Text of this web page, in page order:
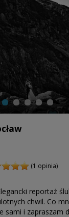
(1 opinia)
reportaż
chwil. Co
sami i zapraszam